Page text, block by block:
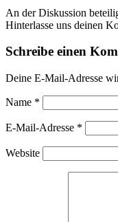
An der Diskussion
Hinterlasse uns deinen
Schreibe einen
Deine E-Mail-Adresse
Name *
E-Mail-Adresse *
Website